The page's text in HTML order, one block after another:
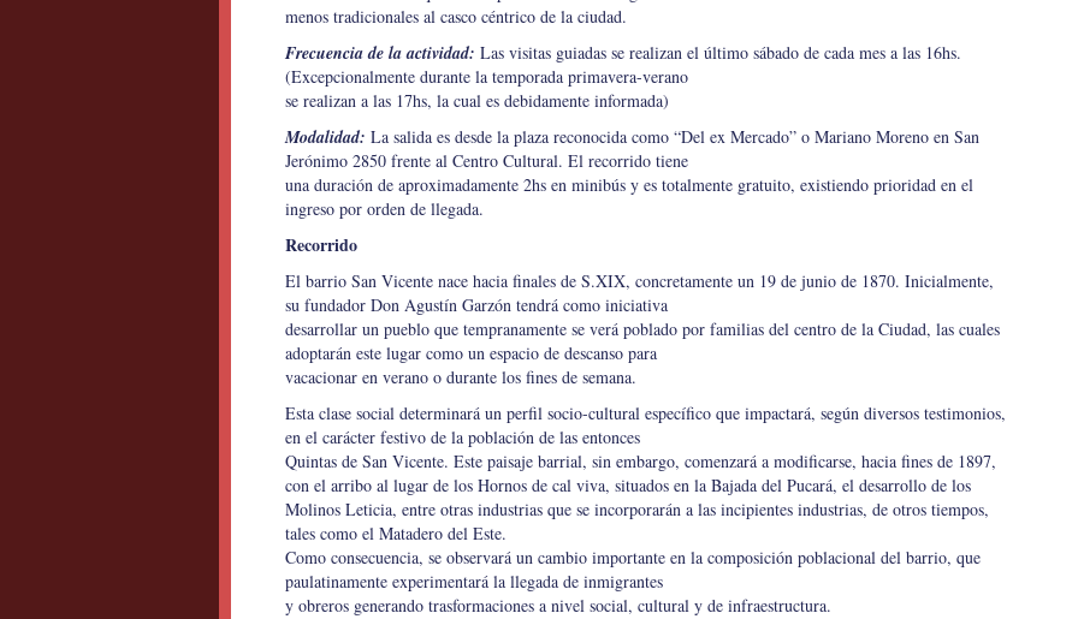
menos tradicionales al casco céntrico de la ciudad.
Frecuencia de la actividad: Las visitas guiadas se realizan el último sábado de cada mes a las 16hs.
(Excepcionalmente durante la temporada primavera-verano
se realizan a las 17hs, la cual es debidamente informada)
Modalidad: La salida es desde la plaza reconocida como “Del ex Mercado” o Mariano Moreno en San
Jerónimo 2850 frente al Centro Cultural. El recorrido tiene
una duración de aproximadamente 2hs en minibús y es totalmente gratuito, existiendo prioridad en el
ingreso por orden de llegada.
Recorrido
El barrio San Vicente nace hacia finales de S.XIX, concretamente un 19 de junio de 1870. Inicialmente,
su fundador Don Agustín Garzón tendrá como iniciativa
desarrollar un pueblo que tempranamente se verá poblado por familias del centro de la Ciudad, las cuales
adoptarán este lugar como un espacio de descanso para
vacacionar en verano o durante los fines de semana.
Esta clase social determinará un perfil socio-cultural específico que impactará, según diversos testimonios,
en el carácter festivo de la población de las entonces
Quintas de San Vicente. Este paisaje barrial, sin embargo, comenzará a modificarse, hacia fines de 1897,
con el arribo al lugar de los Hornos de cal viva, situados en la Bajada del Pucará, el desarrollo de los
Molinos Leticia, entre otras industrias que se incorporarán a las incipientes industrias, de otros tiempos,
tales como el Matadero del Este.
Como consecuencia, se observará un cambio importante en la composición poblacional del barrio, que
paulatinamente experimentará la llegada de inmigrantes
y obreros generando trasformaciones a nivel social, cultural y de infraestructura.